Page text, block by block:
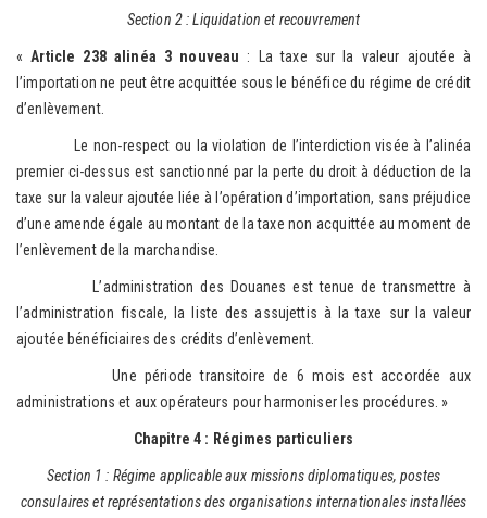
Section 2 : Liquidation et recouvrement
«Article 238 alinéa 3 nouveau : La taxe sur la valeur ajoutée à
l’importation ne peut être acquittée sous le bénéfice du régime de crédit
d’enlèvement.
Le non-respect ou la violation de l’interdiction visée à l’alinéa
premier ci-dessus est sanctionné par la perte du droit à déduction de la
taxe sur la valeur ajoutée liée à l’opération d’importation, sans préjudice
d’une amende égale au montant de la taxe non acquittée au moment de
l’enlèvement de la marchandise.
L’administration des Douanes est tenue de transmettre à
l’administration fiscale, la liste des assujettis à la taxe sur la valeur
ajoutée bénéficiaires des crédits d’enlèvement.
Une période transitoire de 6 mois est accordée aux
administrations et aux opérateurs pour harmoniser les procédures. »
Chapitre 4 : Régimes particuliers
Section 1 : Régime applicable aux missions diplomatiques, postes
consulaires et représentations des organisations internationales installées